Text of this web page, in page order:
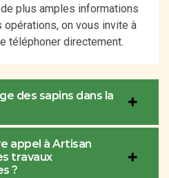
plus amples informations
on vous invite à
téléphoner directement.
des sapins dans la
appel à Artisan
travaux
?